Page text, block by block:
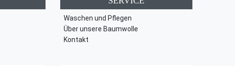
Waschen und Pflegen
Über unsere Baumwolle
Kontakt